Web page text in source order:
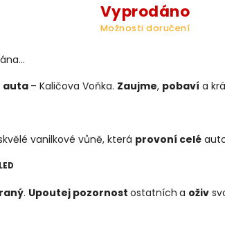
Vyprodáno
Možnosti doručení
auta– Kaličova Voňka. Zaujme, pobaví a
vanilkové vůně, která provoní celé
. Upoutej pozornost ostatních a oživ